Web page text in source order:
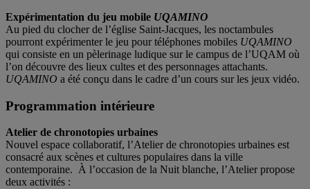
Expérimentation du jeu mobile UQAMINO
Au pied du clocher de l’église Saint-Jacques, les noctambules
pourront expérimenter le jeu pour téléphones mobiles UQAMINO
qui consiste en un pèlerinage ludique sur le campus de l’UQAM où
l’on découvre des lieux cultes et des personnages attachants.
UQAMINO a été conçu dans le cadre d’un cours sur les jeux vidéo.
Programmation intérieure
Atelier de chronotopies urbaines
Nouvel espace collaboratif, l’Atelier de chronotopies urbaines est
consacré aux scènes et cultures populaires dans la ville
contemporaine. À l’occasion de la Nuit blanche, l’Atelier propose
deux activités :